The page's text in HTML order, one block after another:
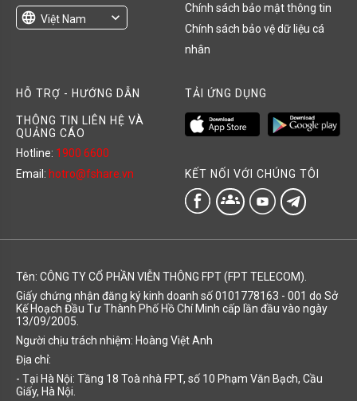
language Việt Nam
expand_more
Chính sách bảo mật thông tin
Chính sách bảo vệ dữ liệu cá
nhân
HỖ TRỢ - HƯỚNG DẪN
THÔNG TIN LIÊN HỆ VÀ
QUẢNG CÁO
Hotline: 1900 6600
Email: hotro@fshare.vn
TẢI ỨNG DỤNG
KẾT NỐI VỚI CHÚNG TÔI
groups
Tên: CÔNG TY CỔ PHẦN VIỄN THÔNG FPT (FPT TELECOM).
Giấy chứng nhận đăng ký kinh doanh số 0101778163 - 001 do Sở
Kế Hoạch Đầu Tư Thành Phố Hồ Chí Minh cấp lần đầu vào ngày
13/09/2005.
Người chịu trách nhiệm: Hoàng Việt Anh
Địa chỉ:
- Tại Hà Nội: Tầng 18 Toà nhà FPT, số 10 Phạm Văn Bạch, Cầu
Giấy, Hà Nội.